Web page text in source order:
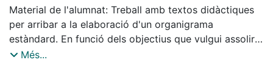
Material de l'alumnat: Treball amb textos didàctiques
per arribar a la elaboració d'un organigrama
estàndard. En funció dels objectius que vulgui assolir
el professor, es proposen textos de dificultats
Més...